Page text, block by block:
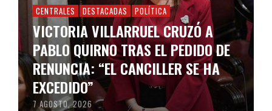
CENTRALES DESTACADAS POLÍTICA
VICTORIA VILLARRUEL CRUZÓ A
PABLO QUIRNO TRAS EL PEDIDO DE
RENUNCIA: “EL CANCILLER SE HA
EXCEDIDO”
7 AGOSTO, 2026